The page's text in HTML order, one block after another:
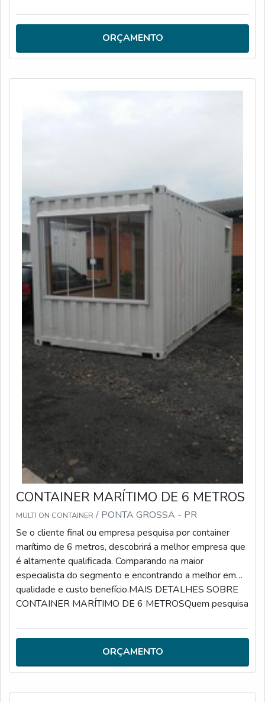
bom estado de conservação, isso garante maior
segurança para a estrutura e também tranquilidade para
as adaptações que devem ser
ORÇAMENTO
CONTAINER MARÍTIMO DE 6 METROS
MULTI ON CONTAINER / PONTA GROSSA - PR
Se o cliente final ou empresa pesquisa por container
marítimo de 6 metros, descobrirá a melhor empresa que
é altamente qualificada. Comparando na maior
especialista do segmento e encontrando a melhor em
qualidade e custo benefício.MAIS DETALHES SOBRE
CONTAINER MARÍTIMO DE 6 METROSQuem pesquisa
empresa inovadora, encontra na Multi On Container. A
empresa trabalha com container escritório e container
casa, disponibilizando tudo que há de mais atual para
garantir a qualidade final para cada cliente.Sem trocar o
foco sobre container marítimo de 6 metros, deve-se ter
ORÇAMENTO